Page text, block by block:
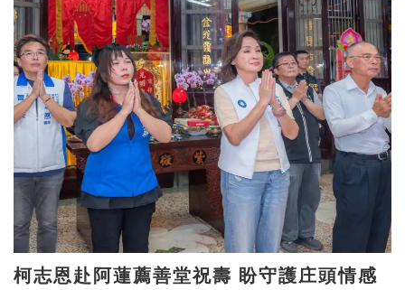
柯志恩赴阿蓮薦善堂祝壽 盼守護庄頭情感